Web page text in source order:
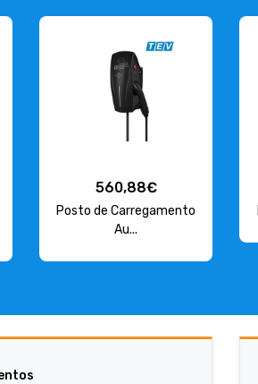
560,88€
Posto de Carregamento
Au...